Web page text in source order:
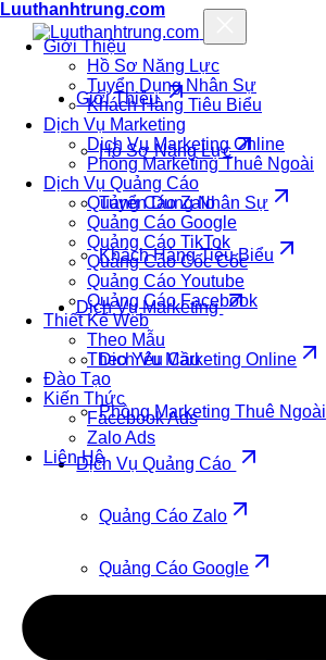
Luuthanhtrung.com
Giới Thiệu
Hồ Sơ Năng Lực
Tuyển Dụng Nhân Sự
Khách Hàng Tiêu Biểu
Dịch Vụ Marketing
Dịch Vụ Marketing Online
Phòng Marketing Thuê Ngoài
Dịch Vụ Quảng Cáo
Quảng Cáo Zalo
Quảng Cáo Google
Quảng Cáo TikTok
Quảng Cáo Cốc Cốc
Quảng Cáo Youtube
Quảng Cáo Facebook
Thiết Kế Web
Theo Mẫu
Theo Yêu Cầu
Đào Tạo
Kiến Thức
Facebook Ads
Zalo Ads
Liên Hệ
Giới Thiệu
Hồ Sơ Năng Lực
Tuyển Dụng Nhân Sự
Khách Hàng Tiêu Biểu
Dịch Vụ Marketing
Dịch Vụ Marketing Online
Phòng Marketing Thuê Ngoài
Dịch Vụ Quảng Cáo
Quảng Cáo Zalo
Quảng Cáo Google